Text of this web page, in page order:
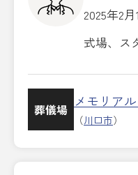
2025年2月
式場、ス
葬儀場 メモリア
（川口市）